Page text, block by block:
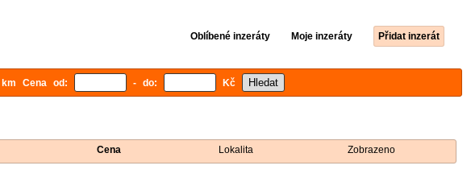
Oblíbené inzeráty Moje inzeráty Přidat inzerát
km Cena od: - do: Kč
Cena Lokalita Zobrazeno